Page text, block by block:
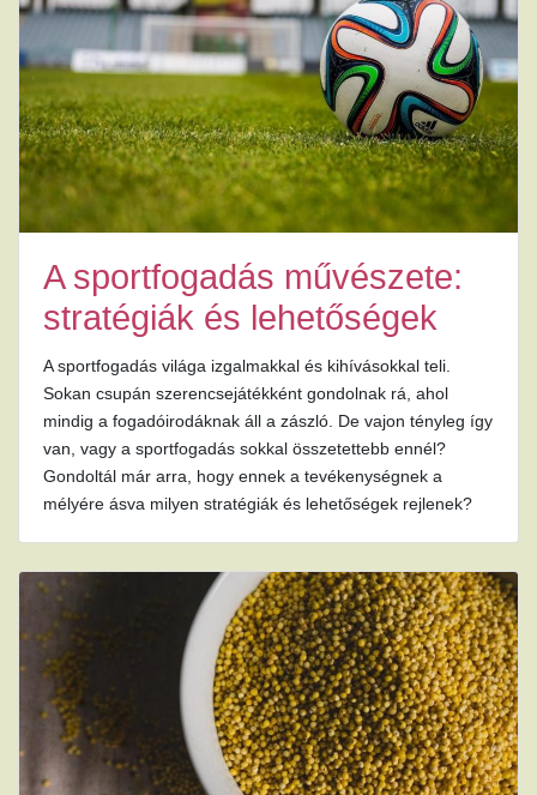
A sportfogadás művészete:
stratégiák és lehetőségek
A sportfogadás világa izgalmakkal és kihívásokkal teli.
Sokan csupán szerencsejátékként gondolnak rá, ahol
mindig a fogadóirodáknak áll a zászló. De vajon tényleg így
van, vagy a sportfogadás sokkal összetettebb ennél?
Gondoltál már arra, hogy ennek a tevékenységnek a
mélyére ásva milyen stratégiák és lehetőségek rejlenek?